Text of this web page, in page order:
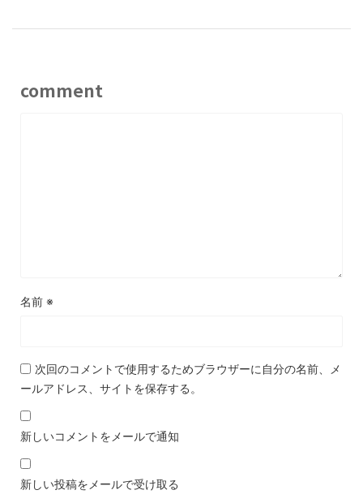
comment
名前 ※
次回のコメントで使用するためブラウザーに自分の名前、メ
ールアドレス、サイトを保存する。
新しいコメントをメールで通知
新しい投稿をメールで受け取る